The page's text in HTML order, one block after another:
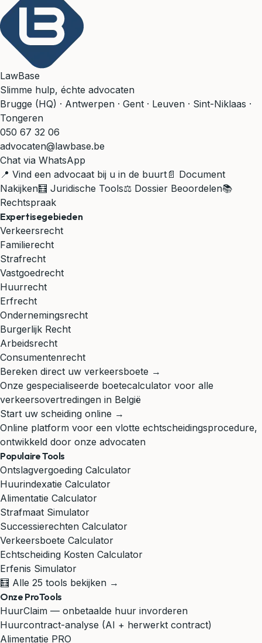
LawBase
Slimme hulp, échte advocaten
Brugge (HQ) · Antwerpen · Gent · Leuven · Sint-Niklaas ·
Tongeren
050 67 32 06
advocaten@lawbase.be
Chat via WhatsApp
📍 Vind een advocaat bij u in de buurt 📄 Document
Nakijken🧮 Juridische Tools⚖️ Dossier Beoordelen📚
Rechtspraak
Expertisegebieden
Verkeersrecht
Familierecht
Strafrecht
Vastgoedrecht
Huurrecht
Erfrecht
Ondernemingsrecht
Burgerlijk Recht
Arbeidsrecht
Consumentenrecht
Bereken direct uw verkeersboete →
Onze gespecialiseerde boetecalculator voor alle
verkeersovertredingen in België
Start uw scheiding online →
Online platform voor een vlotte echtscheidingsprocedure,
ontwikkeld door onze advocaten
Populaire Tools
Ontslagvergoeding Calculator
Huurindexatie Calculator
Alimentatie Calculator
Strafmaat Simulator
Successierechten Calculator
Verkeersboete Calculator
Echtscheiding Kosten Calculator
Erfenis Simulator
🧮 Alle 25 tools bekijken →
Onze ProTools
HuurClaim — onbetaalde huur invorderen
Huurcontract-analyse (AI + herwerkt contract)
Alimentatie PRO